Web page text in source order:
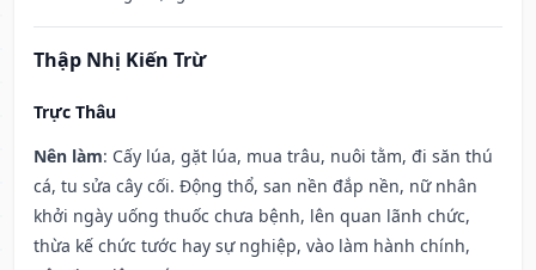
Thập Nhị Kiến Trừ
Trực Thâu
Nên làm: Cấy lúa, gặt lúa, mua trâu, nuôi tằm, đi săn thú
cá, tu sửa cây cối. Động thổ, san nền đắp nền, nữ nhân
khởi ngày uống thuốc chưa bệnh, lên quan lãnh chức,
thừa kế chức tước hay sự nghiệp, vào làm hành chính,